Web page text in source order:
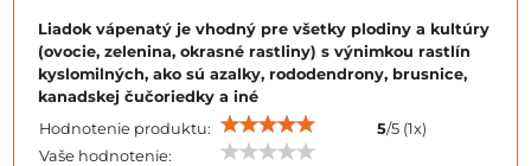
Liadok vápenatý je vhodný pre všetky plodiny a kultúry
(ovocie, zelenina, okrasné rastliny) s výnimkou rastlín
kyslomilných, ako sú azalky, rododendrony, brusnice,
kanadskej čučoriedky a iné
Hodnotenie produktu:
5/5 (1x)
Vaše hodnotenie: